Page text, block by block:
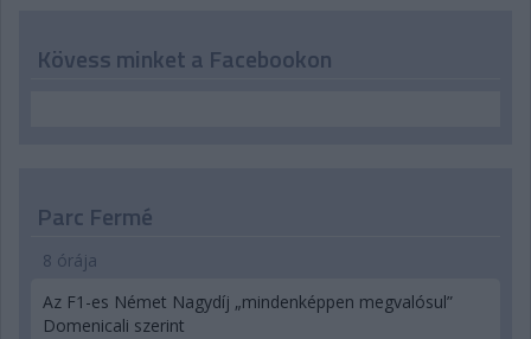
Kövess minket a Facebookon
Parc Fermé
8 órája
Az F1-es Német Nagydíj „mindenképpen megvalósul”
Domenicali szerint